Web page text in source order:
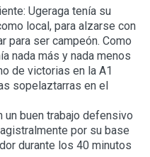
Ugeraga tenía su
local, para alzarse con
para ser campeón. Como
nada más y nada menos
de victorias en la A1
sopelaztarras en el
un buen trabajo defensivo
por su base
durante los 40 minutos